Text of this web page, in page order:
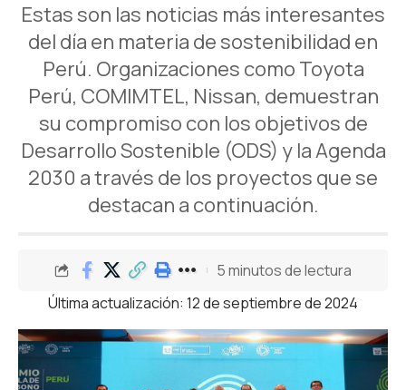
Estas son las noticias más interesantes
del día en materia de sostenibilidad en
Perú. Organizaciones como Toyota
Perú, COMIMTEL, Nissan, demuestran
su compromiso con los objetivos de
Desarrollo Sostenible (ODS) y la Agenda
2030 a través de los proyectos que se
destacan a continuación.
Última actualización: 12 de septiembre de 2024
5 minutos de lectura